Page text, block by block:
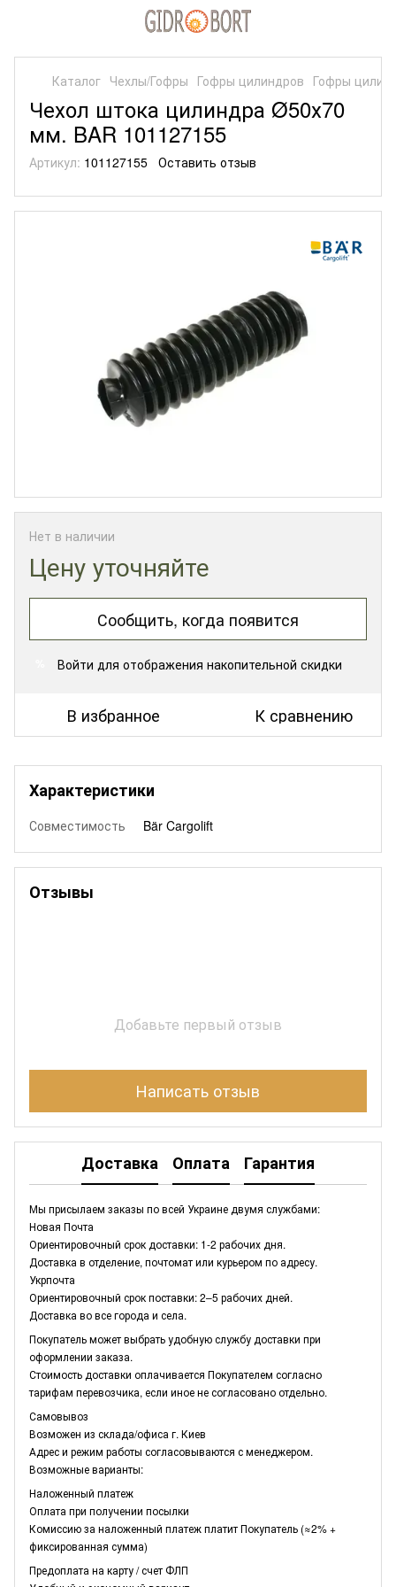
Каталог Чехлы/Гофры Гофры цилиндров Гофры
Чехол штока цилиндра Ø50х70
мм. BAR 101127155
Артикул: 101127155 Оставить отзыв
Нет в наличии
Цену уточняйте
Сообщить, когда появится
Войти для отображения накопительной скидки
В избранное К сравнению
Характеристики
Совместимость Bär Cargolift
Отзывы
Добавьте первый отзыв
Написать отзыв
Доставка Оплата Гарантия
Мы присылаем заказы по всей Украине двумя службами:
Новая Почта
Ориентировочный срок доставки: 1-2 рабочих дня.
Доставка в отделение, почтомат или курьером по адресу.
Укрпочта
Ориентировочный срок поставки: 2–5 рабочих дней.
Доставка во все города и села.
Покупатель может выбрать удобную службу доставки при
оформлении заказа.
Стоимость доставки оплачивается Покупателем согласно
тарифам перевозчика, если иное не согласовано отдельно.
Самовывоз
Возможен из склада/офиса г. Киев
Адрес и режим работы согласовываются с менеджером.
Возможные варианты:
Наложенный платеж
Оплата при получении посылки
Комиссию за наложенный платеж платит Покупатель (≈2% +
фиксированная сумма)
Предоплата на карту / счет ФЛП